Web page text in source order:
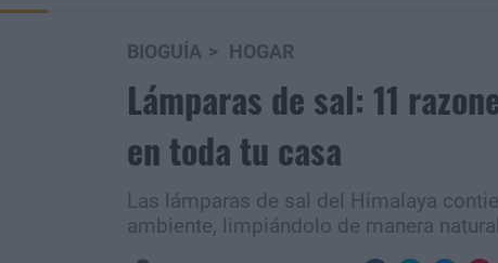
BIOGUÍA HOGAR
Lámparas de sal: 11
en toda tu casa
Las lámparas de sal del Himalaya
ambiente, limpiándolo de manera